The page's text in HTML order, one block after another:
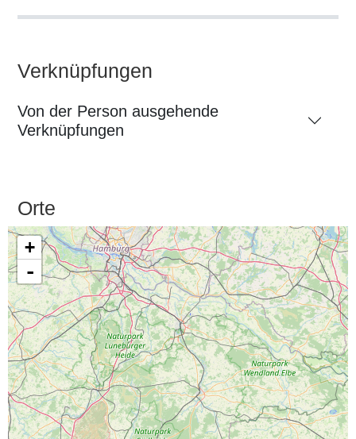
Verknüpfungen
Von der Person ausgehende
Verknüpfungen
Orte
+
-